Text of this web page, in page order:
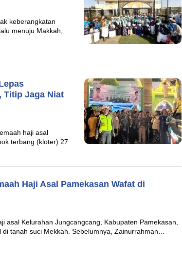
keberangkatan
menuju Makkah,
Titip Jaga Niat
haji asal
terbang (kloter) 27
Haji Asal Pamekasan Wafat di
asal Kelurahan Jungcangcang, Kabupaten Pamekasan,
tanah suci Mekkah. Sebelumnya, Zainurrahman…